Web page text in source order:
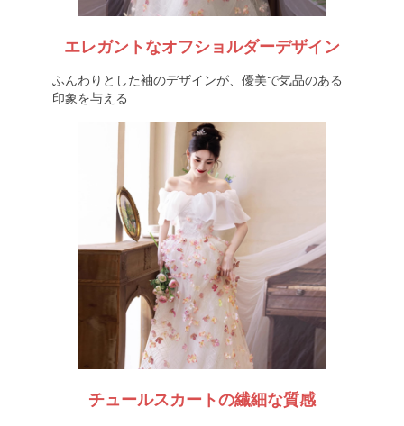
エレガントなオフショルダーデザイン
ふんわりとした袖のデザインが、優美で気品のある
印象を与える
チュールスカートの繊細な質感